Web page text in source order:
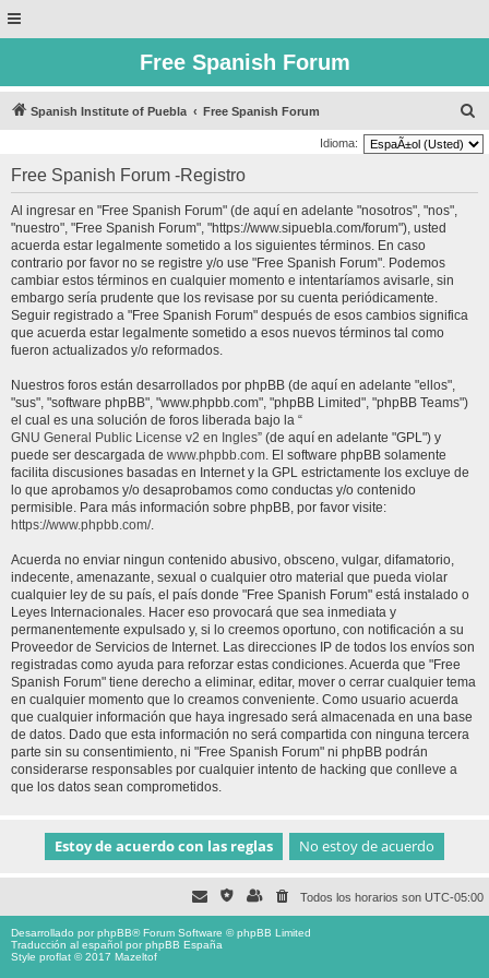
Free Spanish Forum
Spanish Institute of Puebla Free Spanish Forum
u
Idioma:
Free Spanish Forum -Registro
Al ingresar en "Free Spanish Forum" (de aquí en adelante "nosotros", "nos",
"nuestro", "Free Spanish Forum", "https://www.sipuebla.com/forum"), usted
acuerda estar legalmente sometido a los siguientes términos. En caso
contrario por favor no se registre y/o use "Free Spanish Forum". Podemos
cambiar estos términos en cualquier momento e intentaríamos avisarle, sin
embargo sería prudente que los revisase por su cuenta periódicamente.
Seguir registrado a "Free Spanish Forum" después de esos cambios significa
que acuerda estar legalmente sometido a esos nuevos términos tal como
fueron actualizados y/o reformados.
Nuestros foros están desarrollados por phpBB (de aquí en adelante "ellos",
"sus", "software phpBB", "www.phpbb.com", "phpBB Limited", "phpBB Teams")
el cual es una solución de foros liberada bajo la “
GNU General Public License v2 en Ingles” (de aquí en adelante "GPL") y
puede ser descargada de www.phpbb.com. El software phpBB solamente
facilita discusiones basadas en Internet y la GPL estrictamente los excluye de
lo que aprobamos y/o desaprobamos como conductas y/o contenido
permisible. Para más información sobre phpBB, por favor visite:
https://www.phpbb.com/.
Acuerda no enviar ningun contenido abusivo, obsceno, vulgar, difamatorio,
indecente, amenazante, sexual o cualquier otro material que pueda violar
cualquier ley de su país, el país donde "Free Spanish Forum" está instalado o
Leyes Internacionales. Hacer eso provocará que sea inmediata y
permanentemente expulsado y, si lo creemos oportuno, con notificación a su
Proveedor de Servicios de Internet. Las direcciones IP de todos los envíos son
registradas como ayuda para reforzar estas condiciones. Acuerda que "Free
Spanish Forum" tiene derecho a eliminar, editar, mover o cerrar cualquier tema
en cualquier momento que lo creamos conveniente. Como usuario acuerda
que cualquier información que haya ingresado será almacenada en una base
de datos. Dado que esta información no será compartida con ninguna tercera
parte sin su consentimiento, ni "Free Spanish Forum" ni phpBB podrán
considerarse responsables por cualquier intento de hacking que conlleve a
que los datos sean comprometidos.
Todos los horarios son UTC-05:00
Desarrollado porphpBB® Forum Software © phpBB Limited
Traducción al español porphpBB España
Style proflat © 2017 Mazeltof